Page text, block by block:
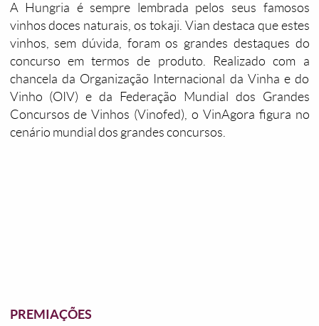
A Hungria é sempre lembrada pelos seus famosos
vinhos doces naturais, os tokaji. Vian destaca que estes
vinhos, sem dúvida, foram os grandes destaques do
concurso em termos de produto. Realizado com a
chancela da Organização Internacional da Vinha e do
Vinho (OIV) e da Federação Mundial dos Grandes
Concursos de Vinhos (Vinofed), o VinAgora figura no
cenário mundial dos grandes concursos.
PREMIAÇÕES